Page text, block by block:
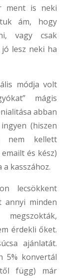
ment is neki
ám, hogy
vagy csak
lesz neki ha
módja volt
mágis
abban
(hiszen
nem kellett
és kész)
kasszához.
lecsökkent
annyi minden
érdekli őket.
ajánlatát.
5% konvertál
függ) már